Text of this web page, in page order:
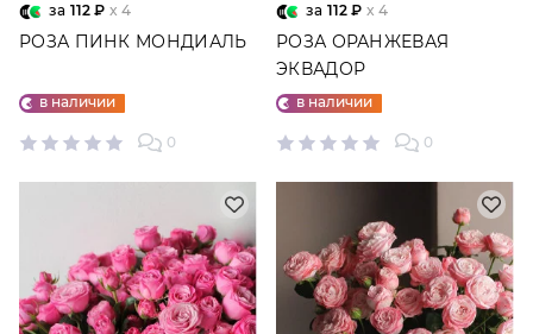
за 112 ₽ x 4
РОЗА ПИНК МОНДИАЛЬ
в наличии
0
за 112 ₽ x 4
РОЗА ОРАНЖЕВАЯ
ЭКВАДОР
в наличии
0